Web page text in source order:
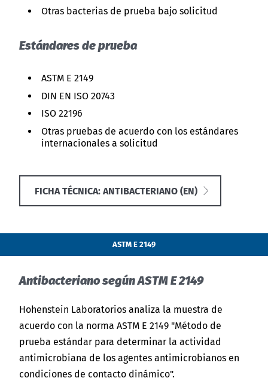
Otras bacterias de prueba bajo solicitud
Estándares de prueba
ASTM E 2149
DIN EN ISO 20743
ISO 22196
Otras pruebas de acuerdo con los estándares
internacionales a solicitud
FICHA TÉCNICA: ANTIBACTERIANO (EN)
ASTM E 2149
Antibacteriano según ASTM E 2149
Hohenstein Laboratorios analiza la muestra de
acuerdo con la norma ASTM E 2149 "Método de
prueba estándar para determinar la actividad
antimicrobiana de los agentes antimicrobianos en
condiciones de contacto dinámico".